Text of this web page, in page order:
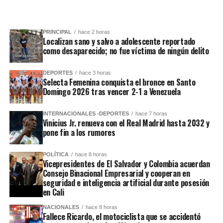
PRINCIPAL hace 2 horas
Localizan sano y salvo a adolescente reportado
como desaparecido; no fue víctima de ningún delito
DEPORTES hace 3 horas
Selecta Femenina conquista el bronce en Santo
Domingo 2026 tras vencer 2-1 a Venezuela
INTERNACIONALES -DEPORTES hace 7 horas
Vinicius Jr. renueva con el Real Madrid hasta 2032 y
pone fin a los rumores
POLÍTICA hace 8 horas
Vicepresidentes de El Salvador y Colombia acuerdan
Consejo Binacional Empresarial y cooperan en
seguridad e inteligencia artificial durante posesión
en Cali
NACIONALES hace 8 horas
Fallece Ricardo, el motociclista que se accidentó